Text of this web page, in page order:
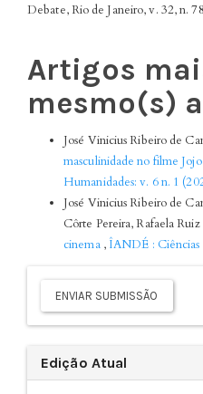
Debate, Rio de Janeiro, v. 32, n.
Artigos
mesmo(s)
José Vinicius Ribeiro de
masculinidade no filme
Humanidades: v. 6 n. 1
José Vinicius Ribeiro de
Côrte Pereira, Rafaela
cinema , ÎANDÉ : Ciências
Submissão
ENVIAR SUBMISSÃO
Edição Atual